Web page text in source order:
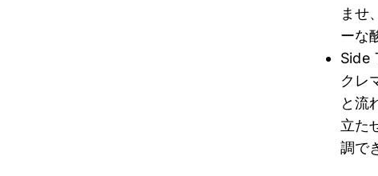
ませ
ーな
Side
クレ
と流
立た
調で